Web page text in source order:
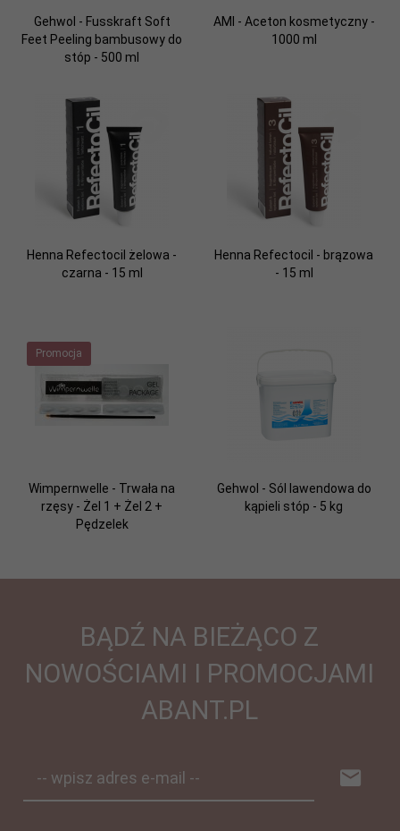
Gehwol - Fusskraft Soft
Feet Peeling bambusowy do
stóp - 500 ml
AMI - Aceton kosmetyczny -
1000 ml
Henna Refectocil żelowa -
czarna - 15 ml
Henna Refectocil - brązowa
- 15 ml
Promocja
Wimpernwelle - Trwała na
rzęsy - Żel 1 + Żel 2 +
Pędzelek
Gehwol - Sól lawendowa do
kąpieli stóp - 5 kg
BĄDŹ NA BIEŻĄCO Z
NOWOŚCIAMI I PROMOCJAMI
ABANT.PL
-- wpisz adres e-mail --